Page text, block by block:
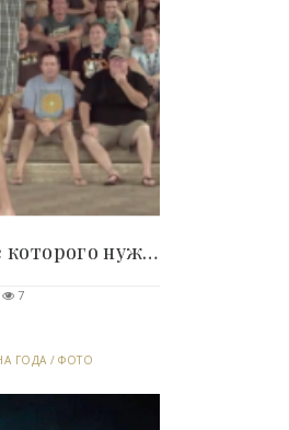
Корпоратив после которого нужен отпуск (5 фото) -..
7
ГОДА /ФОТО